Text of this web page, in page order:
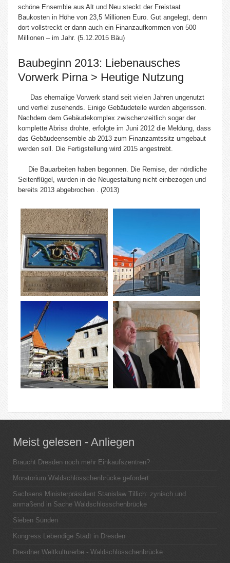
schöne Ensemble aus Alt und Neu steckt der Freistaat
Baukosten in Höhe von 23,5 Millionen Euro. Gut angelegt, denn
dort vollstreckt er dann auch ein Finanzaufkommen von 500
Millionen – im Jahr. (5.12.2015 Bäu)
Baubeginn 2013: Liebenausches
Vorwerk Pirna > Heutige Nutzung
Das ehemalige Vorwerk stand seit vielen Jahren ungenutzt
und verfiel zusehends. Einige Gebäudeteile wurden abgerissen.
Nachdem dem Gebäudekomplex zwischenzeitlich sogar der
komplette Abriss drohte, erfolgte im Juni 2012 die Meldung, dass
das Gebäudeensemble ab 2013 zum Finanzamtssitz umgebaut
werden soll. Die Fertigstellung wird 2015 angestrebt.
Die Bauarbeiten haben begonnen. Die Remise, der nördliche
Seitenflügel, wurden in die Neugestaltung nicht einbezogen und
bereits 2013 abgebrochen . (2013)
Meist gelesen - Anliegen
Braucht Dresden noch mehr Einkaufszentren?
Moratorium Waldschlösschenbrücke gefordert
Sachsens Ministerpräsident Stanislaw Tillich: zynisch und
anmaßend in Sache Waldschlösschenbrücke
Sieben Sünden
Kongress Lebendige Stadt in Dresden
Dresdner Weltkulturerbe - Waldschlösschenbrücke